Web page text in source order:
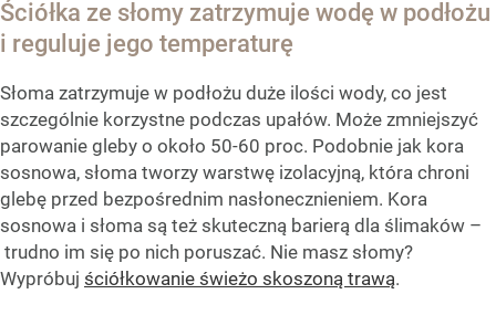
Ściółka ze słomy zatrzymuje wodę w podłożu
i reguluje jego temperaturę
Słoma zatrzymuje w podłożu duże ilości wody, co jest
szczególnie korzystne podczas upałów. Może zmniejszyć
parowanie gleby o około 50-60 proc. Podobnie jak kora
sosnowa, słoma tworzy warstwę izolacyjną, która chroni
glebę przed bezpośrednim nasłonecznieniem. Kora
sosnowa i słoma są też skuteczną barierą dla ślimaków –
trudno im się po nich poruszać. Nie masz słomy?
Wypróbuj ściółkowanie świeżo skoszoną trawą.